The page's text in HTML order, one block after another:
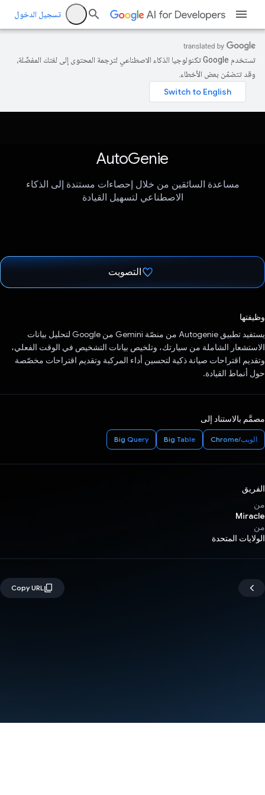
تسجيل الدخول
تستخدم Google تكنولوجيا الذكاء الاصطناعي لترجمة المحتوى إلى لغتك المفضّلة،
وقد تتضمّن بعض الأخطاء.
AutoGenie
مساعدة السائقين من خلال إحصاءات مستندة إلى الذكاء
الاصطناعي لتسهيل القيادة
التصويت
وظيفتها
يستفيد تطبيق Autogenie من منصّة Gemini من Google لتحليل بيانات
الاستشعار الشاملة من سيارتك، وتلخيص بيانات التشخيص في الوقت الفعلي،
وتقديم اقتراحات صيانة ذكية لتحسين أداء المركبة وتقديم اقتراحات مخصّصة
حول أنماط القيادة.
مصمَّم بالاستناد إلى
الويب/Chrome Big Table
Big Query
الفريق
من
Miracle
من
الولايات المتحدة